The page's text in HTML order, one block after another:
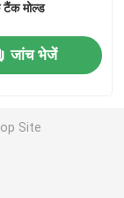
टैंक मोल्ड
जांच भेजें
Site